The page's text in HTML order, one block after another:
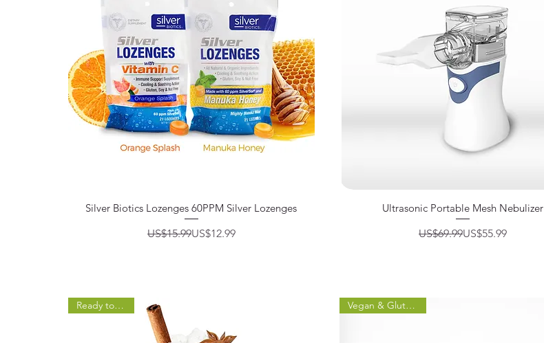
제품보기
Silver Biotics Lozenges 60PPM Silver Lozenges
일반가
US$15.99할인가
US$12.99
제품보기
Ultrasonic Portable Mesh Nebulizer
일반가
US$69.99할인가
US$55.99
Ready to Brew! Vegan & Gluten Free